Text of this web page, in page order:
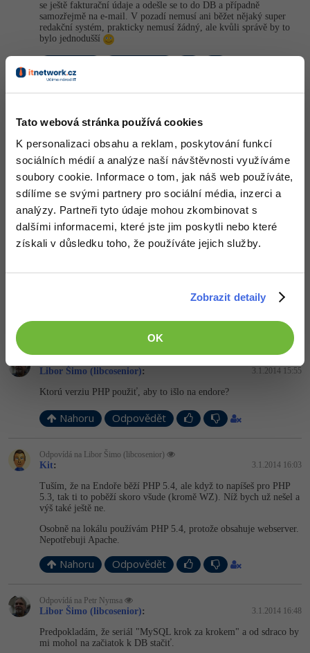
Tato webová stránka používá cookies
K personalizaci obsahu a reklam, poskytování funkcí
sociálních médií a analýze naší návštěvnosti využíváme
soubory cookie. Informace o tom, jak náš web používáte,
sdílíme se svými partnery pro sociální média, inzerci a
analýzy. Partneři tyto údaje mohou zkombinovat s
dalšími informacemi, které jste jim poskytli nebo které
získali v důsledku toho, že používáte jejich služby.
Zobrazit detaily
OK
se ještě fakturační údaje a odešle se to do DB a případně
samozřejmě na e-mail. V pozadí nemusí ani běžet nějaký super
redakční systém, prakticky nemusí žádný, ale kvůli správě by to
bylo jednodušší
Díky, tak sa toho pustím.
Nahoru Odpovědět
Odpovídá na Libor Šimo (libcosenior)
Kit
Nejjednodušší to skutečně bude v PHP. Kapacita freewebu určitě
stačit bude.
Na hlavní stránce udělej login a odkaz na registrační formulář.
Nahoru Odpovědět
Libor Šimo (libcosenior): 3.1.2014 15:55
Ktorú verziu PHP použiť, aby to išlo na endore?
Nahoru Odpovědět
Odpovídá na Libor Šimo (libcosenior)
Kit: 3.1.2014 16:03
Tuším, že na Endoře běží PHP 5.4, ale když to napíšeš pro PHP
5.3, tak ti to poběží skoro všude (kromě WZ). Níž bych už nešel a
výš také ještě ne.
Osobně na lokálu používám PHP 5.4, protože obsahuje webserver.
Nepotřebuji Apache.
Nahoru Odpovědět
Odpovídá na Petr Nymsa
Libor Šimo (libcosenior): 3.1.2014 16:48
Predpokladám, že seriál "MySQL krok za krokem" a od sdraco by
mi mohol na začiatok k DB stačiť.